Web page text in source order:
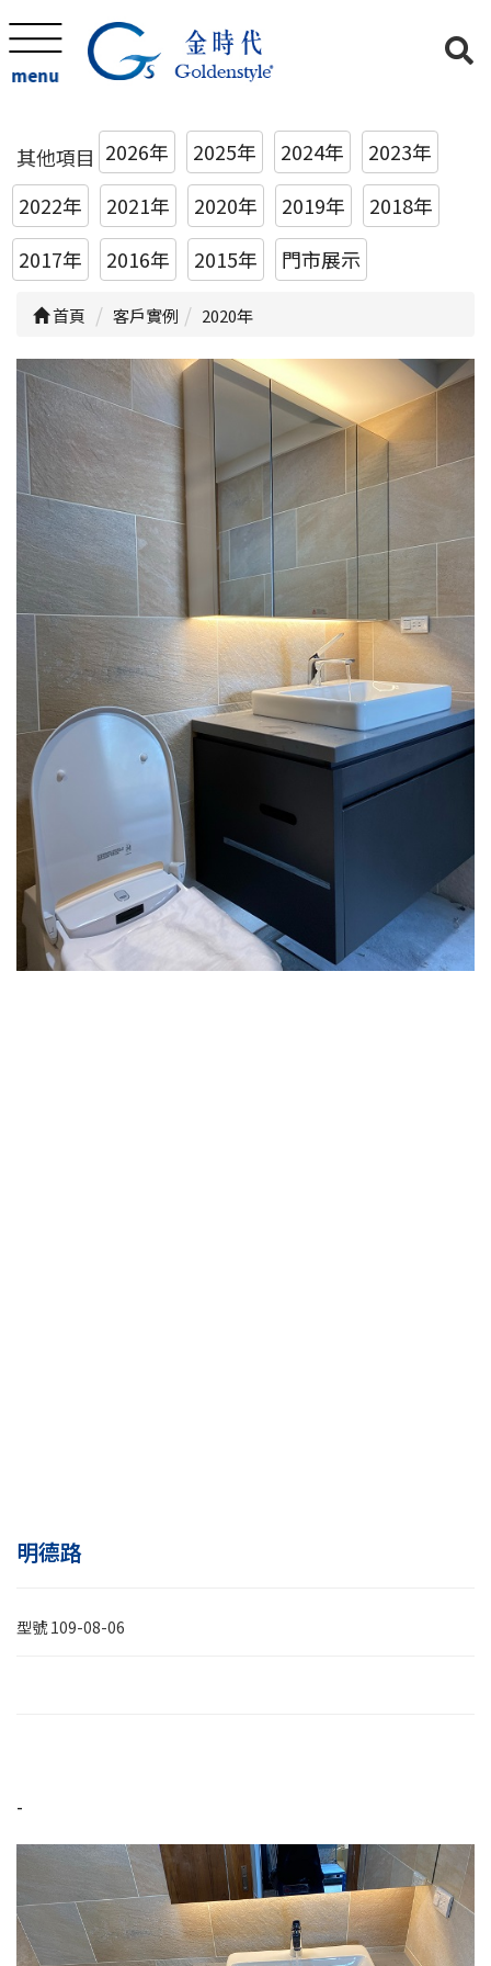
menu
其他項目 2026年 2025年 2024年
2023年
2022年
2021年 2020年 2019年
2018年
2017年
2016年 2015年 門市展示
首頁 客戶實例 2020年
明德路
型號109-08-06
-